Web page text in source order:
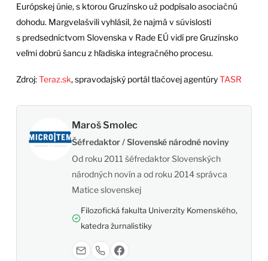
Európskej únie, s ktorou Gruzínsko už podpísalo asociačnú
dohodu. Margvelašvili vyhlásil, že najmä v súvislosti
s predsedníctvom Slovenska v Rade EÚ vidí pre Gruzínsko
veľmi dobrú šancu z hľadiska integračného procesu.
Zdroj:Teraz.sk, spravodajský portál tlačovej agentúryTASR
Maroš Smolec
Šéfredaktor / Slovenské národné noviny
Od roku 2011 šéfredaktor Slovenských
národných novín a od roku 2014 správca
Matice slovenskej
Filozofická fakulta Univerzity Komenského,
katedra žurnalistiky